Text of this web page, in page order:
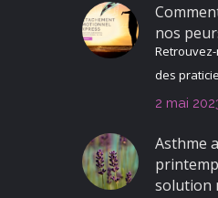
nos
des
2 mai
Asthme
solution